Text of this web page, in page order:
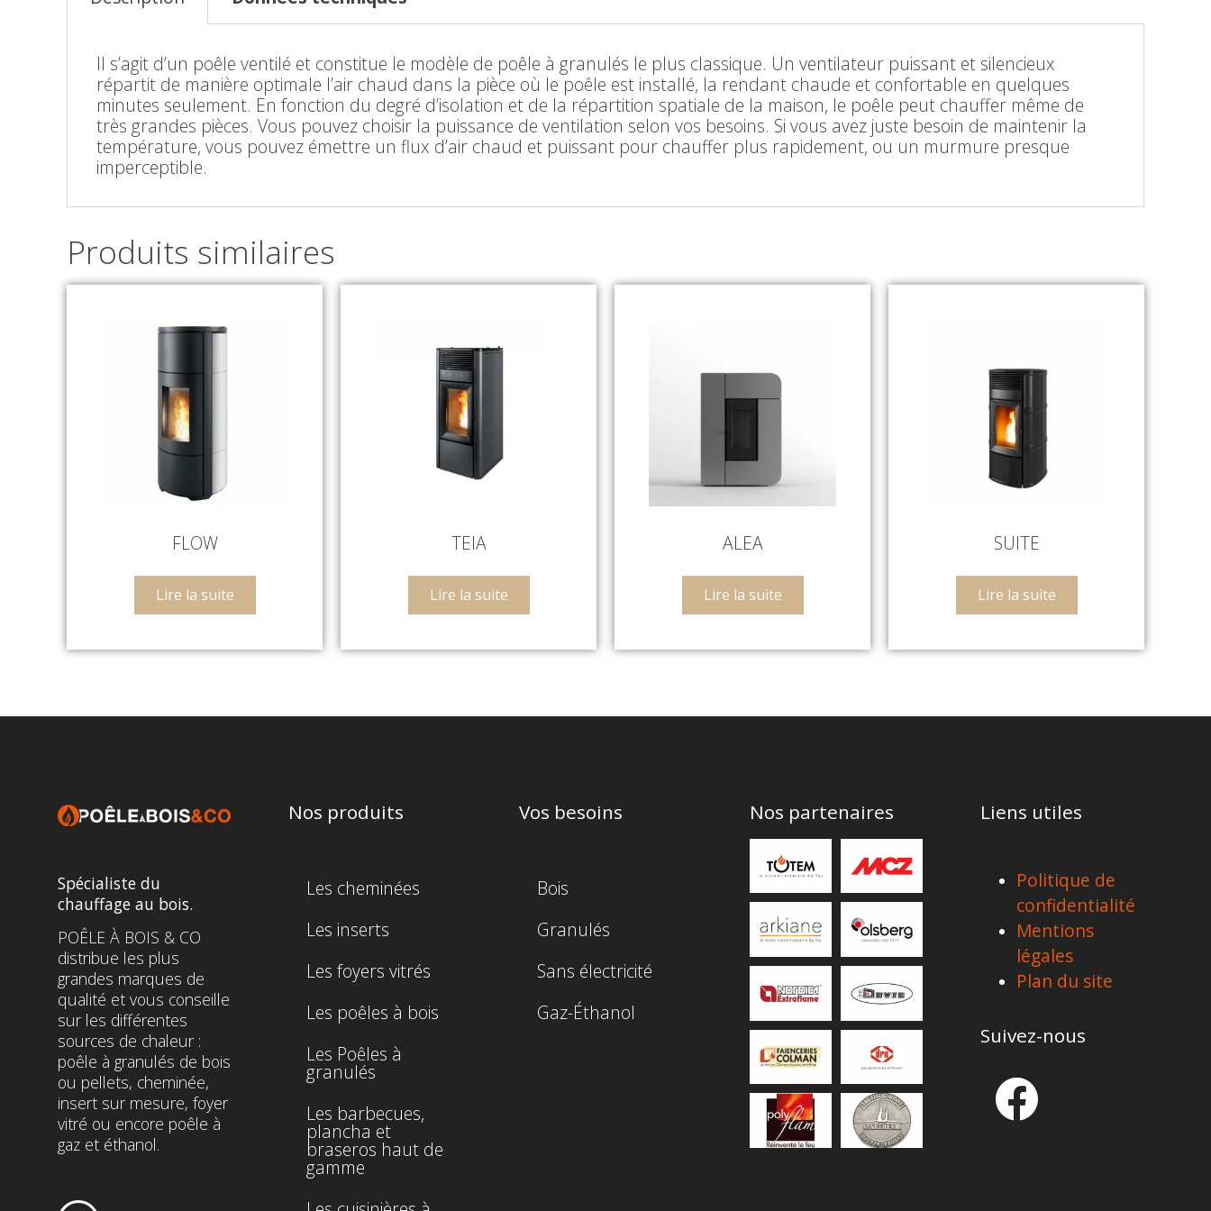
Il s’agit d’un poêle ventilé et constitue le modèle de poêle à granulés le plus classique. Un ventilateur puissant et silencieux
répartit de manière optimale l’air chaud dans la pièce où le poêle est installé, la rendant chaude et confortable en quelques
minutes seulement. En fonction du degré d’isolation et de la répartition spatiale de la maison, le poêle peut chauffer même de
très grandes pièces. Vous pouvez choisir la puissance de ventilation selon vos besoins. Si vous avez juste besoin de maintenir la
température, vous pouvez émettre un flux d’air chaud et puissant pour chauffer plus rapidement, ou un murmure presque
imperceptible.
Produits similaires
FLOW
Lire la suite
TEIA
Lire la suite
ALEA
Lire la suite
SUITE
Lire la suite
Spécialiste du
chauffage au bois.
POÊLE À BOIS & CO
distribue les plus
grandes marques de
qualité et vous conseille
sur les différentes
sources de chaleur :
poêle à granulés de bois
ou pellets, cheminée,
insert sur mesure, foyer
vitré ou encore poêle à
gaz et éthanol.
Nos produits
Les cheminées
Les inserts
Les foyers vitrés
Les poêles à bois
Les Poêles à
granulés
Les barbecues,
plancha et
braseros haut de
gamme
Vos besoins
Bois
Granulés
Sans électricité
Gaz-Éthanol
Nos partenaires Liens utiles
Politique de
confidentialité
Mentions
légales
Plan du site
Suivez-nous